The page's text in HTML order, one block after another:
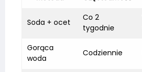
Soda + ocet
Co 2
tygodnie
Gorąca
woda
Codziennie